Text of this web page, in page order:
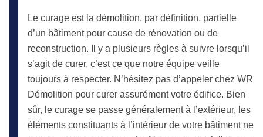
Le curage est la démolition, par définition, partielle
d’un bâtiment pour cause de rénovation ou de
reconstruction. Il y a plusieurs règles à suivre lorsqu’il
s’agit de curer, c’est ce que notre équipe veille
toujours à respecter. N’hésitez pas d’appeler chez WR
Démolition pour curer assurément votre édifice. Bien
sûr, le curage se passe généralement à l’extérieur, les
éléments constituants à l’intérieur de votre bâtiment ne